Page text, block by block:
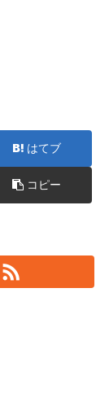
はてブ
コピー